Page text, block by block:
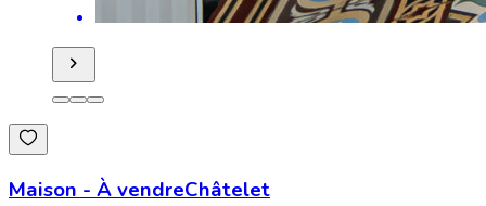
Maison - À vendreChâtelet